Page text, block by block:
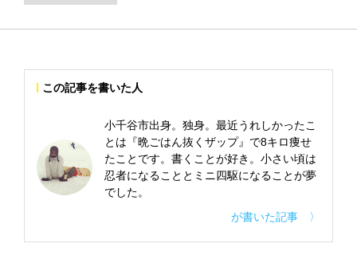
この記事を書いた人
小千谷市出身。独身。最近うれしかったこ
とは『晩ごはん抜くザップ』で8キロ痩せ
たことです。書くことが好き。小さい頃は
忍者になることとミニ四駆になることが夢
でした。
が書いた記事 〉